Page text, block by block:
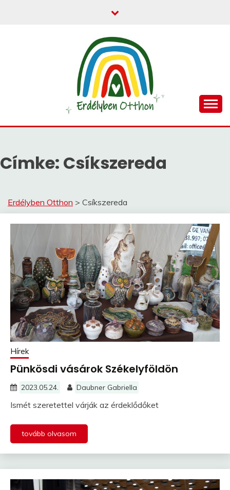
ERDÉLYBEN OTTHON
Címke: Csíkszereda
Erdélyben Otthon > Csíkszereda
Hírek
Pünkösdi vásárok Székelyföldön
2023.05.24. Daubner Gabriella
Ismét szeretettel várják az érdeklődőket
tovább olvasom